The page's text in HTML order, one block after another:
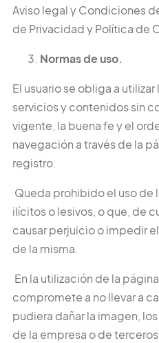
Aviso legal y Condiciones
de Privacidad y Política de
Normas de uso.
El usuariose obliga a
servicios y contenidos sin
vigente, la buena fe y el
navegación a través de la
registro.
Queda prohibido el uso de
ilícitos o lesivos, o que, de
causar perjuicio o impedir
de la misma.
En la utilización de la
compromete a no llevar a
pudiera dañar la imagen,
de la empresa o de